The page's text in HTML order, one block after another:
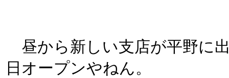
昼から新しい支店が平野に
日オープンやねん。